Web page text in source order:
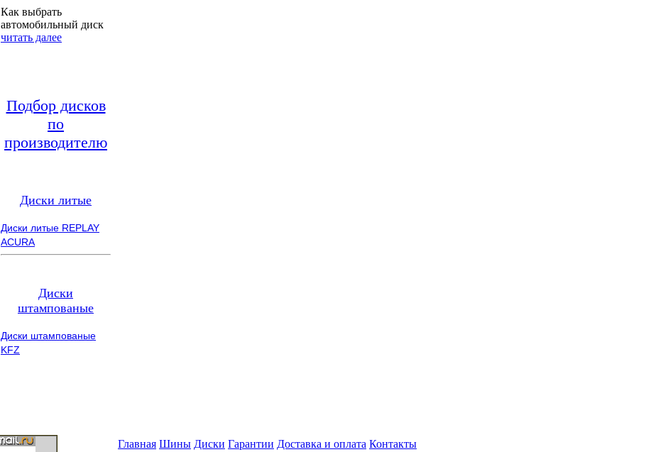
Как выбрать
автомобильный диск
читать далее
Подбор дисков
по
производителю
Диски литые
Диски литые REPLAY
ACURA
Диски
штампованые
Диски штампованые
KFZ
Главная Шины Диски Гарантии Доставка и оплата Контакты